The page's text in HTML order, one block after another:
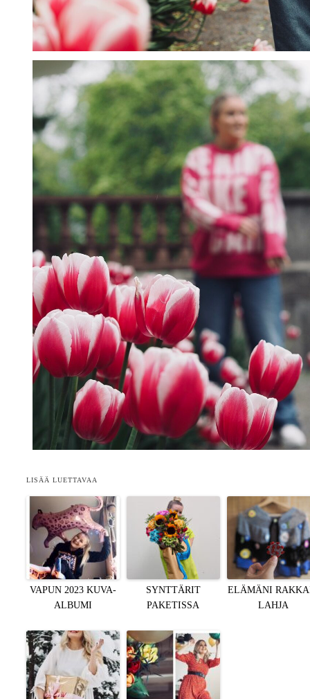
LISÄÄ LUETTAVAA
VAPUN 2023 KUVA-
ALBUMI
SYNTTÄRIT
PAKETISSA
ELÄMÄNI
LAHJA